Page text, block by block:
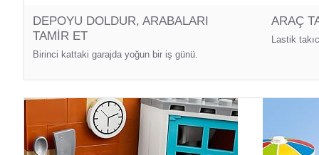
DEPOYU DOLDUR, ARABALARI
TAMIR ET
Birinci kattaki garajda yoğun bir iş günü.
ARAÇ
Lastik